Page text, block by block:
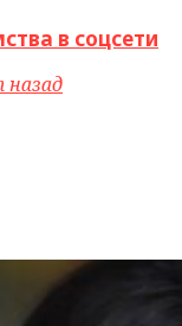
в соцсети
назад